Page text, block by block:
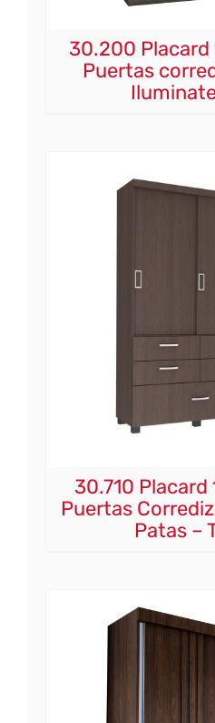
30.200 Placard
Puertas
30.710 Placard
Puertas
Patas –